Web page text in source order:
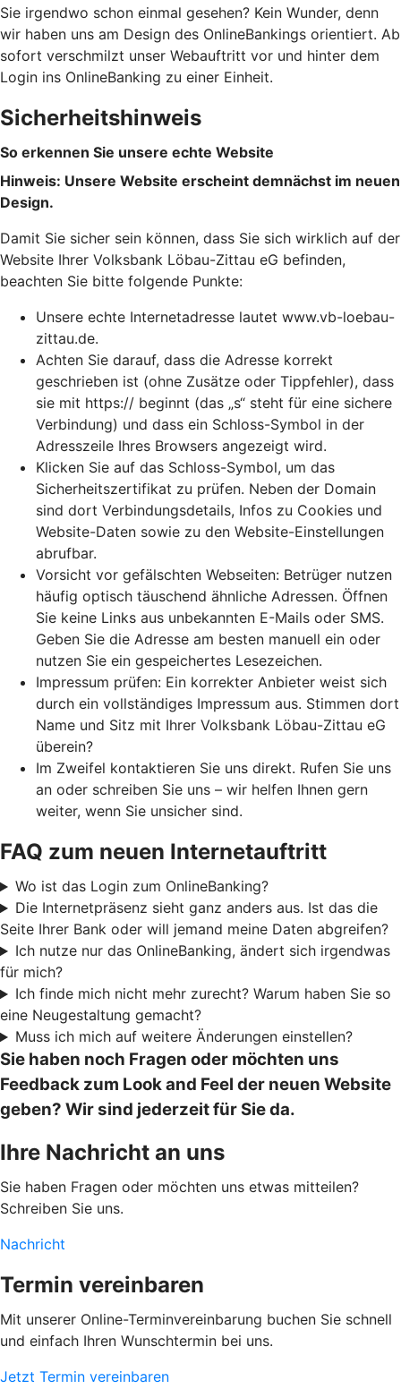
Sie irgendwo schon einmal gesehen? Kein Wunder, denn
wir haben uns am Design des OnlineBankings orientiert. Ab
sofort verschmilzt unser Webauftritt vor und hinter dem
Login ins OnlineBanking zu einer Einheit.
Sicherheitshinweis
So erkennen Sie unsere echte Website
Hinweis: Unsere Website erscheint demnächst im neuen
Design.
Damit Sie sicher sein können, dass Sie sich wirklich auf der
Website Ihrer Volksbank Löbau-Zittau eG befinden,
beachten Sie bitte folgende Punkte:
Unsere echte Internetadresse lautet www.vb-loebau-
zittau.de.
Achten Sie darauf, dass die Adresse korrekt
geschrieben ist (ohne Zusätze oder Tippfehler), dass
sie mit https:// beginnt (das „s“ steht für eine sichere
Verbindung) und dass ein Schloss-Symbol in der
Adresszeile Ihres Browsers angezeigt wird.
Klicken Sie auf das Schloss-Symbol, um das
Sicherheitszertifikat zu prüfen. Neben der Domain
sind dort Verbindungsdetails, Infos zu Cookies und
Website-Daten sowie zu den Website-Einstellungen
abrufbar.
Vorsicht vor gefälschten Webseiten: Betrüger nutzen
häufig optisch täuschend ähnliche Adressen. Öffnen
Sie keine Links aus unbekannten E-Mails oder SMS.
Geben Sie die Adresse am besten manuell ein oder
nutzen Sie ein gespeichertes Lesezeichen.
Impressum prüfen: Ein korrekter Anbieter weist sich
durch ein vollständiges Impressum aus. Stimmen dort
Name und Sitz mit Ihrer Volksbank Löbau-Zittau eG
überein?
Im Zweifel kontaktieren Sie uns direkt. Rufen Sie uns
an oder schreiben Sie uns – wir helfen Ihnen gern
weiter, wenn Sie unsicher sind.
FAQ zum neuen Internetauftritt
Wo ist das Login zum OnlineBanking?
Die Internetpräsenz sieht ganz anders aus. Ist das die
Seite Ihrer Bank oder will jemand meine Daten abgreifen?
Ich nutze nur das OnlineBanking, ändert sich irgendwas
für mich?
Ich finde mich nicht mehr zurecht? Warum haben Sie so
eine Neugestaltung gemacht?
Muss ich mich auf weitere Änderungen einstellen?
Sie haben noch Fragen oder möchten uns
Feedback zum Look and Feel der neuen Website
geben? Wir sind jederzeit für Sie da.
Ihre Nachricht an uns
Sie haben Fragen oder möchten uns etwas mitteilen?
Schreiben Sie uns.
Nachricht
Termin vereinbaren
Mit unserer Online-Terminvereinbarung buchen Sie schnell
und einfach Ihren Wunschtermin bei uns.
Jetzt Termin vereinbaren